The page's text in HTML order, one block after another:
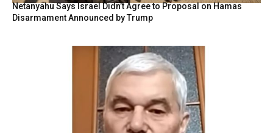
Netanyahu Says Israel Didn’t Agree to Proposal on Hamas
Disarmament Announced by Trump